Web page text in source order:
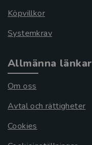
Köpvillkor
Systemkrav
Allmänna länkar
Om oss
Avtal och rättigheter
Cookies